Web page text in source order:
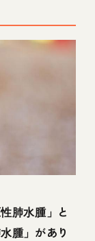
肺水腫」と
腫」があり